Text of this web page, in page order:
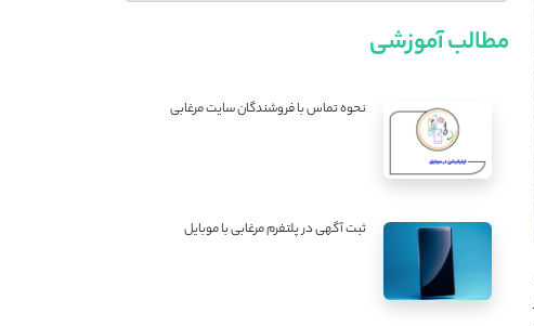
مطالب آموزشی
نحوه تماس با فروشندگان سایت مرغابی
ثبت آگهی در پلتفرم مرغابی با موبایل